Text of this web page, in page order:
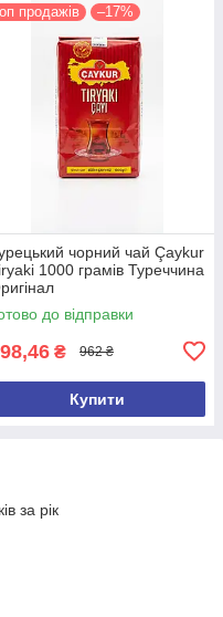
продажів –17%
чорний чай Çaykur
1000 грамів Туреччина
до відправки
₴ 962 ₴
Купити
за рік